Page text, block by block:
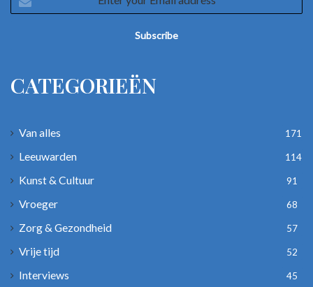
your
CATEGORIEËN
Van alles 171
Leeuwarden 114
Kunst & Cultuur 91
Vroeger 68
Zorg & Gezondheid 57
Vrije tijd 52
Interviews 45